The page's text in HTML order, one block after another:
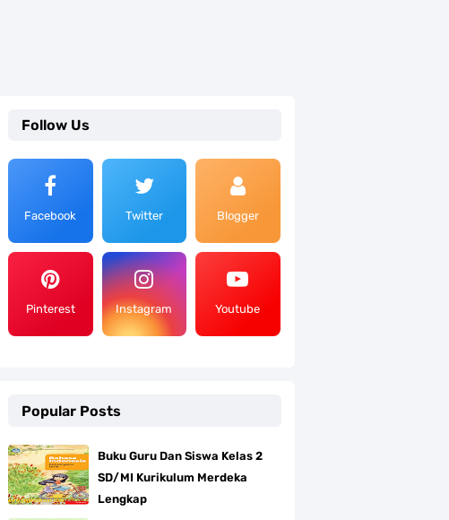
Follow Us
Facebook Twitter Blogger
Pinterest Instagram Youtube
Popular Posts
Buku Guru Dan Siswa Kelas 2
SD/MI Kurikulum Merdeka
Lengkap